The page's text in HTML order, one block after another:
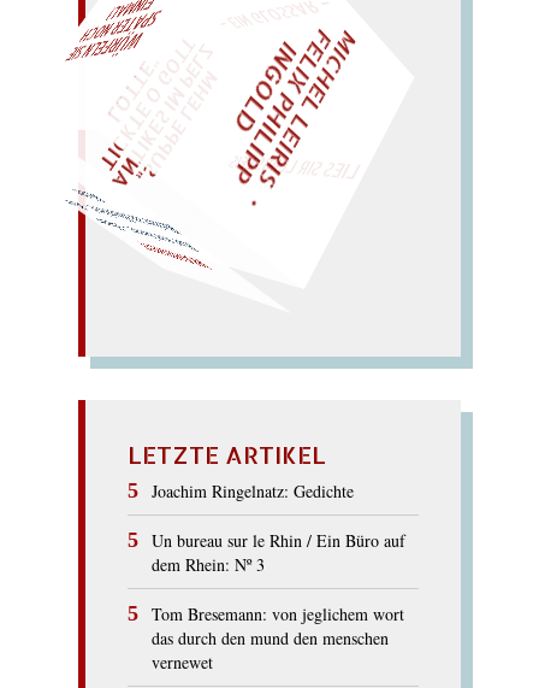
„
S
U
P
P
E
L
E
H
M
A
N
T
I
K
E
S
I
M
P
E
L
ZT
I
C
K
T
E
O
G
O
T
TL
O
T
T
E
"
WAHRHEIT
Rat
war heiter. – Harter
Reiter i
m Haarkleid. – Rare
Weite. M
I
C
H
E
L
L
E
I
R
I
S
・
F
E
L
I
X
P
H
I
L
I
P
P
I
N
G
O
L
D LIES SIR LEIRIS LEIS
AL!
LETZTE ARTIKEL
Joachim Ringelnatz: Gedichte
Un bureau sur le Rhin / Ein Büro auf
dem Rhein: Nº 3
Tom Bresemann: von jeglichem wort
das durch den mund den menschen
vernewet